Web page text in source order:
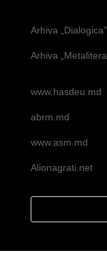
Arhiva „Dialogica”
Arhiva
www.hasdeu.md
abrm.md
www.asm.md
Alionagrati.net